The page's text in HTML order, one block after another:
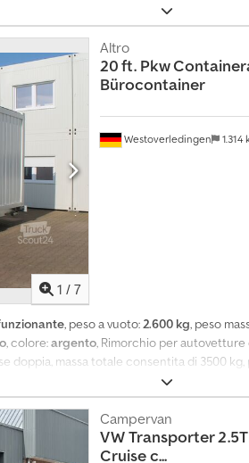
autonomo, ritardatore
Euro 6C Carico utile 17.500 kg
Protezione antincastro pieghevole
SDAH: 18.000 kg Carico del rimorchio:
Crjdpfxovk Un So Aknjf Salvo errori
1 / 7
Westoverledingen 1.314
Altro
20 ft. Pkw
Bürocontainer
, peso a vuoto:2.600 kg, peso
, colore:argento, Rimorchio per
doppia, massa totale consentita di 3500
documentazione per l’omologazione,
ufficio da 20 piedi (Containex),
60 mm, isolamento del tetto in lana
da 2 kW, 2 faretti da esterno da
Campervan
VWTransporter
Cruise c...